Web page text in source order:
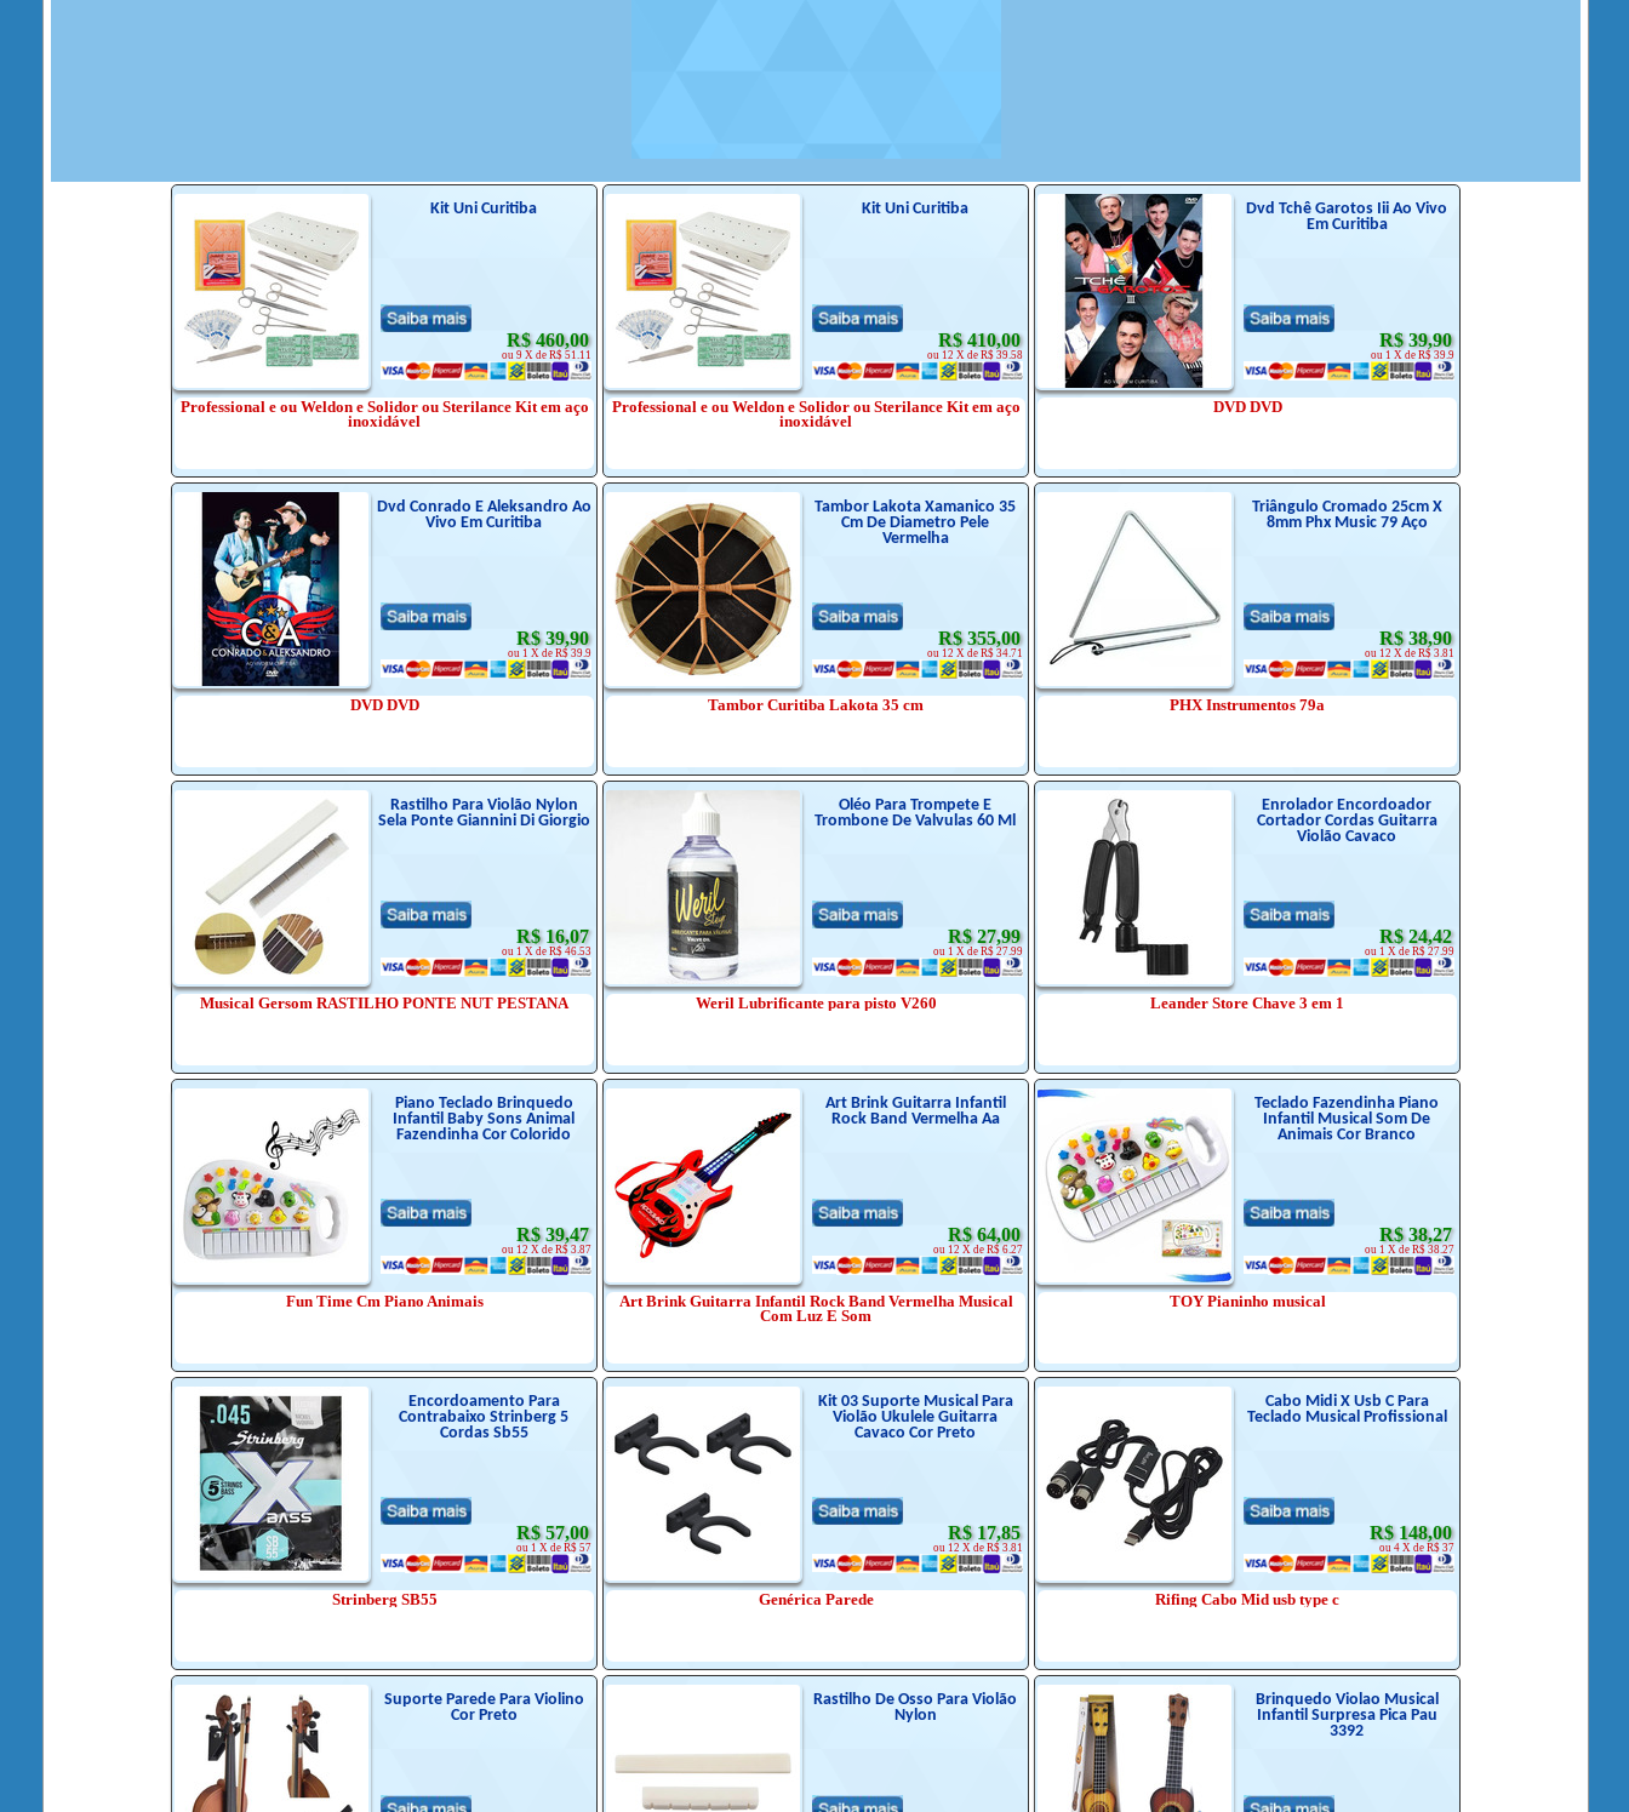
Kit Uni Curitiba
R$ 460,00
ou 9 X de R$ 51.11
Professional e ou Weldon e Solidor ou Sterilance Kit em aço
inoxidável
Kit Uni Curitiba
R$ 410,00
ou 12 X de R$ 39.58
Professional e ou Weldon e Solidor ou Sterilance Kit em aço
inoxidável
Dvd Tchê Garotos Iii Ao Vivo
Em Curitiba
R$ 39,90
ou 1 X de R$ 39.9
DVD DVD
Dvd Conrado E Aleksandro Ao
Vivo Em Curitiba
R$ 39,90
ou 1 X de R$ 39.9
DVD DVD
Tambor Lakota Xamanico 35
Cm De Diametro Pele
Vermelha
R$ 355,00
ou 12 X de R$ 34.71
Tambor Curitiba Lakota 35 cm
Triângulo Cromado 25cm X
8mm Phx Music 79 Aço
R$ 38,90
ou 12 X de R$ 3.81
PHX Instrumentos 79a
Rastilho Para Violão Nylon
Sela Ponte Giannini Di Giorgio
R$ 16,07
ou 1 X de R$ 46.53
Musical Gersom RASTILHO PONTE NUT PESTANA
Oléo Para Trompete E
Trombone De Valvulas 60 Ml
R$ 27,99
ou 1 X de R$ 27.99
Weril Lubrificante para pisto V260
Enrolador Encordoador
Cortador Cordas Guitarra
Violão Cavaco
R$ 24,42
ou 1 X de R$ 27.99
Leander Store Chave 3 em 1
Piano Teclado Brinquedo
Infantil Baby Sons Animal
Fazendinha Cor Colorido
R$ 39,47
ou 12 X de R$ 3.87
Fun Time Cm Piano Animais
Art Brink Guitarra Infantil
Rock Band Vermelha Aa
R$ 64,00
ou 12 X de R$ 6.27
Art Brink Guitarra Infantil Rock Band Vermelha Musical
Com Luz E Som
Teclado Fazendinha Piano
Infantil Musical Som De
Animais Cor Branco
R$ 38,27
ou 1 X de R$ 38.27
TOY Pianinho musical
Encordoamento Para
Contrabaixo Strinberg 5
Cordas Sb55
R$ 57,00
ou 1 X de R$ 57
Strinberg SB55
Kit 03 Suporte Musical Para
Violão Ukulele Guitarra
Cavaco Cor Preto
R$ 17,85
ou 12 X de R$ 3.81
Genérica Parede
Cabo Midi X Usb C Para
Teclado Musical Profissional
R$ 148,00
ou 4 X de R$ 37
Rifing Cabo Mid usb type c
Suporte Parede Para Violino
Cor Preto
Rastilho De Osso Para Violão
Nylon
Brinquedo Violao Musical
Infantil Surpresa Pica Pau
3392